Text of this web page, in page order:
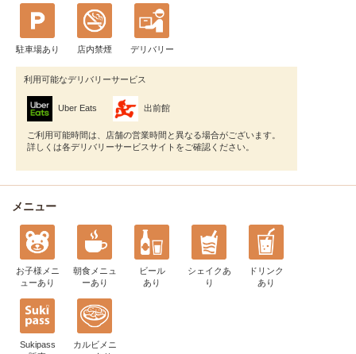
駐車場あり 店内禁煙 デリバリー
利用可能なデリバリーサービス
Uber Eats 出前館
ご利用可能時間は、店舗の営業時間と異なる場合がございます。
詳しくは各デリバリーサービスサイトをご確認ください。
メニュー
お子様メニ
ューあり
朝食メニュ
ーあり
ビール
あり
シェイク あ
り
ドリンク
あり
Sukipass
カルビメニ